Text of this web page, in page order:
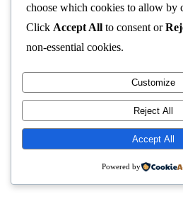
choose which cookies to allow by
Click Accept All to consent or
non-essential cookies.
Customize
Reject All
Accept All
Powered by